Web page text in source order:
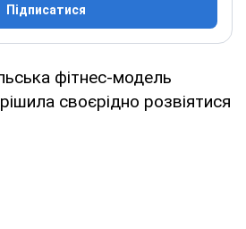
Підписатися
фітнес-модель
своєрідно розвіятися